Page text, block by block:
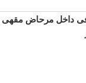
داخل مرحاض مقهى